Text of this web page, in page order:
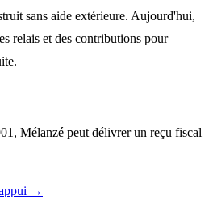
sans aide extérieure. Aujourd'hui,
relais et des contributions pour
Mélanzé peut délivrer un reçu fiscal
→